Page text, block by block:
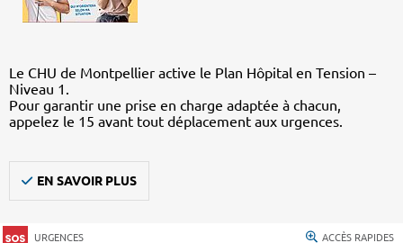
Le CHU de Montpellier active le Plan Hôpital en Tension –
Niveau 1.
Pour garantir une prise en charge adaptée à chacun,
appelez le 15 avant tout déplacement aux urgences.
EN SAVOIR PLUS
URGENCES ACCÈS RAPIDES